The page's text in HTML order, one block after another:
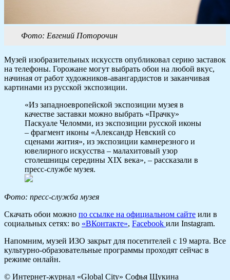
Фото: Евгений Поторочин
Музей изобразительных искусств опубликовал серию заставок
на телефоны. Горожане могут выбрать обои на любой вкус,
начиная от работ художников-авангардистов и заканчивая
картинами из русской экспозиции.
«Из западноевропейской экспозиции музея в
качестве заставки можно выбрать «Прачку»
Паскуале Челомми, из экспозиции русской иконы
– фрагмент иконы «Александр Невский со
сценами жития», из экспозиции камнерезного и
ювелирного искусства – малахитовый узор
столешницы середины XIX века», – рассказали в
пресс-службе музея.
Фото: пресс-служба музея
Скачать обои можно по ссылке на официальном сайте или в
социальных сетях: во «ВКонтакте», Facebook или Instagram.
Напомним, музей ИЗО закрыт для посетителей с 19 марта. Все
культурно-образовательные программы проходят сейчас в
режиме онлайн.
© Интернет-журнал «Global City» Софья Щукина